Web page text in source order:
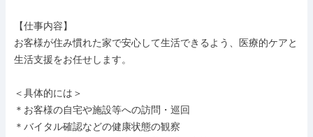
【仕事内容】
お客様が住み慣れた家で安心して生活できるよう、医療的ケアと
生活支援をお任せします。
＜具体的には＞
＊お客様の自宅や施設等への訪問・巡回
＊バイタル確認などの健康状態の観察